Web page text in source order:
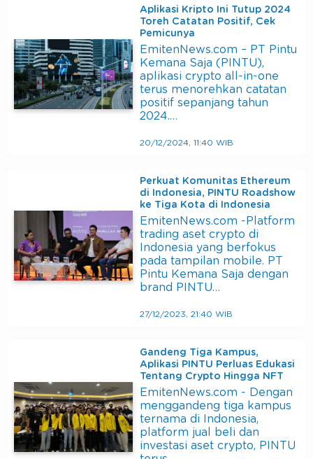
Aplikasi Kripto Ini Tutup 2024
Toreh Catatan Positif, Cek
Pemicunya
EmitenNews.com – PT Pintu
Kemana Saja (PINTU),
aplikasi crypto all-in-one
terus menorehkan catatan
positif sepanjang tahun
2024.…
20/12/2024, 11:40 WIB
Perkuat Komunitas Ethereum
di Indonesia, PINTU Roadshow
ke Tiga Kota di Indonesia
EmitenNews.com -Platform
trading aset crypto di
Indonesia yang berfokus
pada tampilan mobile. PT
Pintu Kemana Saja dengan
brand PINTU…
27/12/2023, 21:40 WIB
Gandeng Tiga Kampus,
Aplikasi PINTU Perluas Edukasi
Tentang Crypto Hingga NFT
EmitenNews.com - Dengan
menggandeng tiga kampus
ternama di Indonesia,
platform jual beli dan
investasi aset crypto, PINTU